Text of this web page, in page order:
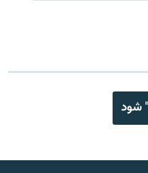
شود